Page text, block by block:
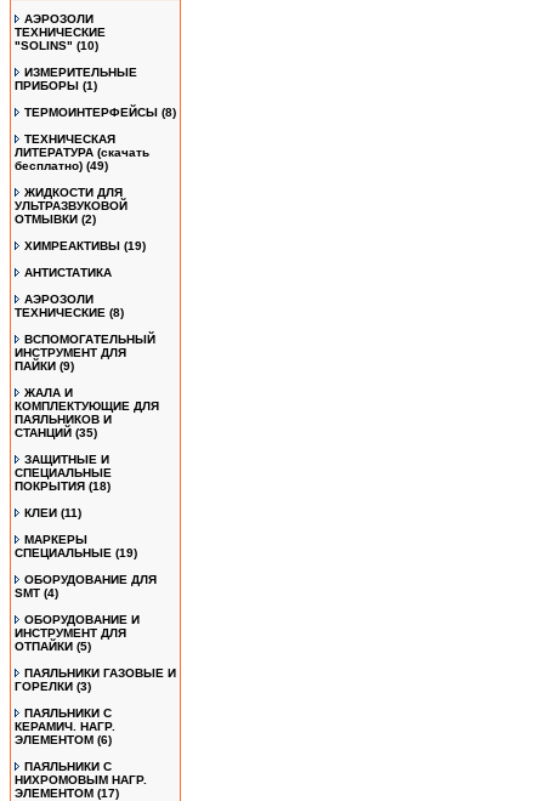
АЭРОЗОЛИ
ТЕХНИЧЕСКИЕ
"SOLINS" (10)
ИЗМЕРИТЕЛЬНЫЕ
ПРИБОРЫ (1)
ТЕРМОИНТЕРФЕЙСЫ (8)
ТЕХНИЧЕСКАЯ
ЛИТЕРАТУРА (скачать
бесплатно) (49)
ЖИДКОСТИ ДЛЯ
УЛЬТРАЗВУКОВОЙ
ОТМЫВКИ (2)
ХИМРЕАКТИВЫ (19)
АНТИСТАТИКА
АЭРОЗОЛИ
ТЕХНИЧЕСКИЕ (8)
ВСПОМОГАТЕЛЬНЫЙ
ИНСТРУМЕНТ ДЛЯ
ПАЙКИ (9)
ЖАЛА И
КОМПЛЕКТУЮЩИЕ ДЛЯ
ПАЯЛЬНИКОВ И
СТАНЦИЙ (35)
ЗАЩИТНЫЕ И
СПЕЦИАЛЬНЫЕ
ПОКРЫТИЯ (18)
КЛЕИ (11)
МАРКЕРЫ
СПЕЦИАЛЬНЫЕ (19)
ОБОРУДОВАНИЕ ДЛЯ
SMT (4)
ОБОРУДОВАНИЕ И
ИНСТРУМЕНТ ДЛЯ
ОТПАЙКИ (5)
ПАЯЛЬНИКИ ГАЗОВЫЕ И
ГОРЕЛКИ (3)
ПАЯЛЬНИКИ С
КЕРАМИЧ. НАГР.
ЭЛЕМЕНТОМ (6)
ПАЯЛЬНИКИ С
НИХРОМОВЫМ НАГР.
ЭЛЕМЕНТОМ (17)